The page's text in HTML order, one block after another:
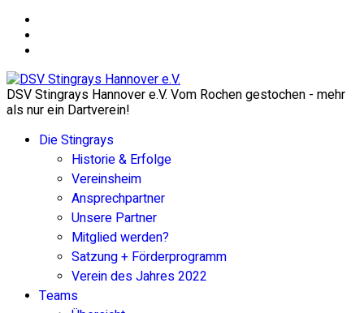
DSV Stingrays Hannover e.V. Vom Rochen gestochen - mehr
als nur ein Dartverein!
Die Stingrays
Historie & Erfolge
Vereinsheim
Ansprechpartner
Unsere Partner
Mitglied werden?
Satzung + Förderprogramm
Verein des Jahres 2022
Teams